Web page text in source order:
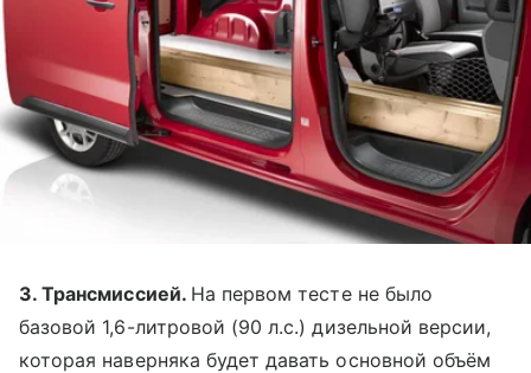
3. Трансмиссией. На первом тесте не было
базовой 1,6-литровой (90 л.с.) дизельной версии,
которая наверняка будет давать основной объём